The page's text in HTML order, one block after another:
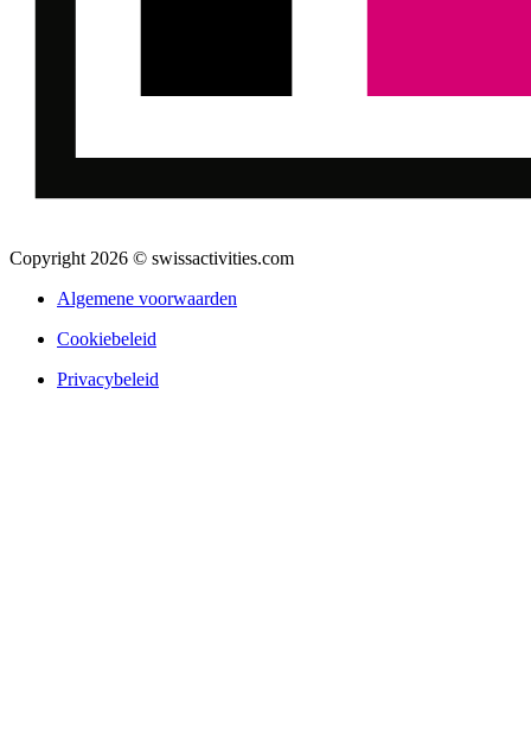
Copyright 2026 © swissactivities.com
Algemene voorwaarden
Cookiebeleid
Privacybeleid